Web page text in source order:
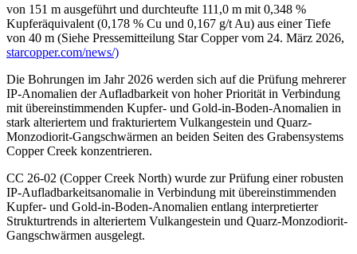
von 151 m ausgeführt und durchteufte 111,0 m mit 0,348 %
Kupferäquivalent (0,178 % Cu und 0,167 g/t Au) aus einer Tiefe
von 40 m (Siehe Pressemitteilung Star Copper vom 24. März 2026,
starcopper.com/news/)
Die Bohrungen im Jahr 2026 werden sich auf die Prüfung mehrerer
IP-Anomalien der Aufladbarkeit von hoher Priorität in Verbindung
mit übereinstimmenden Kupfer- und Gold-in-Boden-Anomalien in
stark alteriertem und frakturiertem Vulkangestein und Quarz-
Monzodiorit-Gangschwärmen an beiden Seiten des Grabensystems
Copper Creek konzentrieren.
CC 26-02 (Copper Creek North) wurde zur Prüfung einer robusten
IP-Aufladbarkeitsanomalie in Verbindung mit übereinstimmenden
Kupfer- und Gold-in-Boden-Anomalien entlang interpretierter
Strukturtrends in alteriertem Vulkangestein und Quarz-Monzodiorit-
Gangschwärmen ausgelegt.